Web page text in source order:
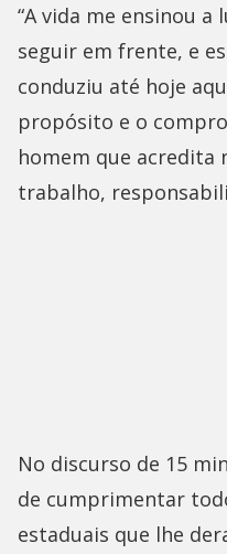
“A vida me ensinou
seguir em frente, e
conduziu até hoje
propósito e o
homem que acredita
trabalho,
No discurso de 15
de cumprimentar
estaduais que lhe